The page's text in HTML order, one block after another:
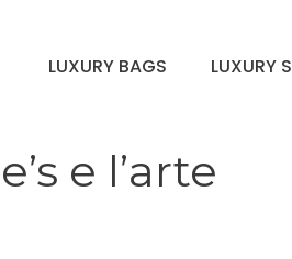
LUXURY BAGS LUXURY
e l’arte